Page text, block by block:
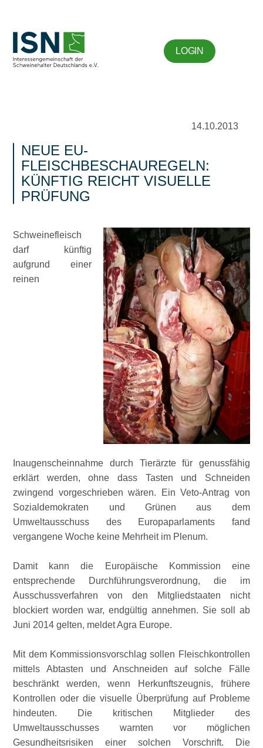
LOGIN
14.10.2013
NEUE EU-
FLEISCHBESCHAUREGELN:
KÜNFTIG REICHT VISUELLE
PRÜFUNG
Schweinefleisch
darf künftig
aufgrund einer
reinen
Inaugenscheinnahme durch Tierärzte für genussfähig
erklärt werden, ohne dass Tasten und Schneiden
zwingend vorgeschrieben wären. Ein Veto-Antrag von
Sozialdemokraten und Grünen aus dem
Umweltausschuss des Europaparlaments fand
vergangene Woche keine Mehrheit im Plenum.
Damit kann die Europäische Kommission eine
entsprechende Durchführungsverordnung, die im
Ausschussverfahren von den Mitgliedstaaten nicht
blockiert worden war, endgültig annehmen. Sie soll ab
Juni 2014 gelten, meldet Agra Europe.
Mit dem Kommissionsvorschlag sollen Fleischkontrollen
mittels Abtasten und Anschneiden auf solche Fälle
beschränkt werden, wenn Herkunftszeugnis, frühere
Kontrollen oder die visuelle Überprüfung auf Probleme
hindeuten. Die kritischen Mitglieder des
Umweltausschusses warnten vor möglichen
Gesundheitsrisiken einer solchen Vorschrift. Die